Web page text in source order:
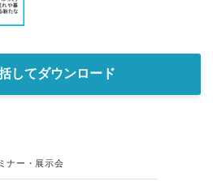
してダウンロード
ナー・展示会